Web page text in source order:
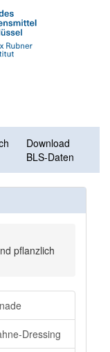
Download
BLS-Daten
pflanzlich
Dressing